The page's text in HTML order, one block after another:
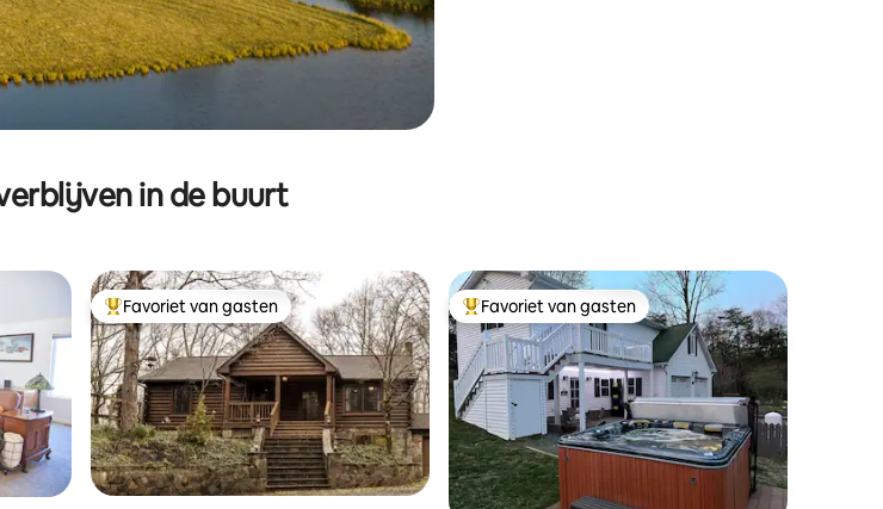
in de buurt
Topfavoriet van gasten
Favoriet van gasten Topfavoriet van gasten
Favoriet van gasten